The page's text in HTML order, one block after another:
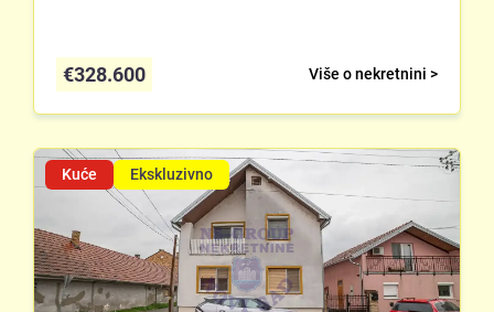
Više o nekretnini >
€328.600
Kuće Ekskluzivno